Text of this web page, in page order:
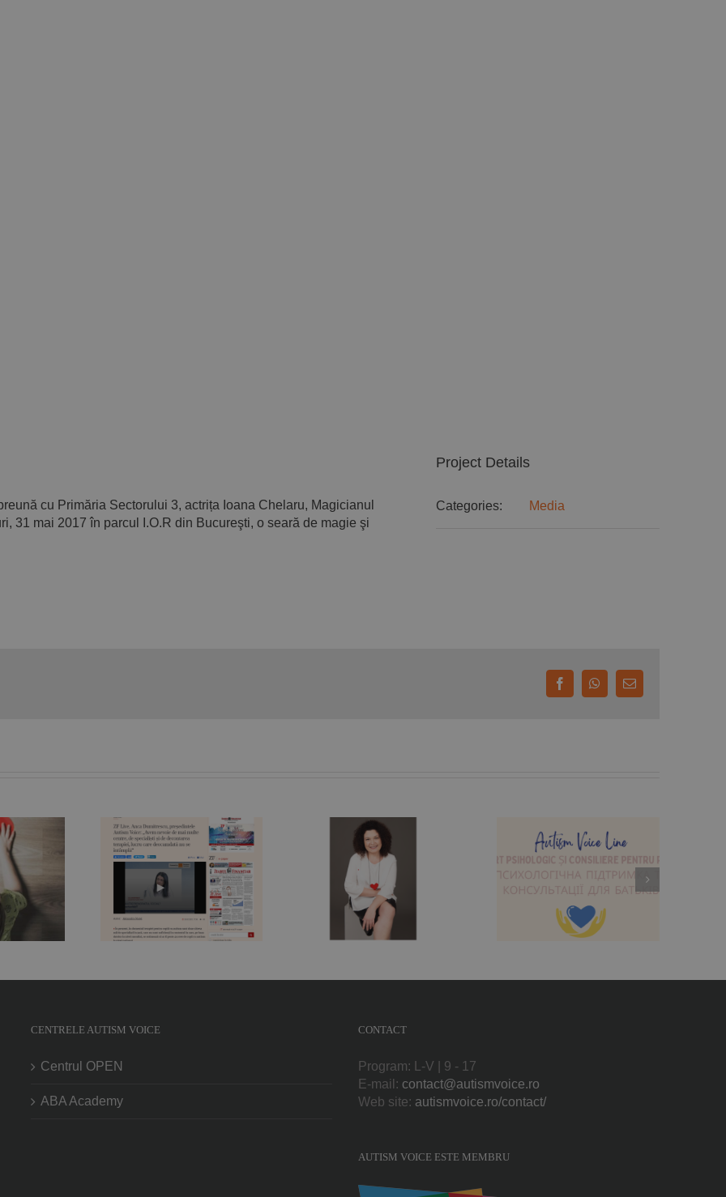
cu Primăria Sectorului 3, actrița Ioana Chelaru, Magicianul
31 mai 2017 în parcul I.O.R din Bucureşti, o seară de magie şi
Project Details
Categories: Media
FacebookWhatsApp
E-
Autism
nevoie
multe centre,
şi de
terapiei,
care
copil sau adolescent
care are un
comportament bizar
se poate ascunde un
suflet afectat de
tulburări de spectru”.
Nicoleta Orlea,
Părinții din Ucraina și
România au acum
suport psihologic
gratuit la Autism Voice
CENTRELE AUTISM VOICE
Centrul OPEN
ABA Academy
CONTACT
Program: L-V | 9 - 17
E-mail: contact@autismvoice.ro
Web site: autismvoice.ro/contact/
AUTISM VOICE ESTE MEMBRU